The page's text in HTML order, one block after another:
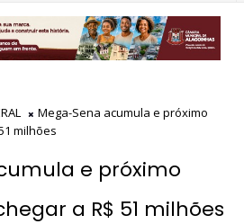
Mega-Sena acumula e próximo
milhões
e próximo
a R$ 51 milhões